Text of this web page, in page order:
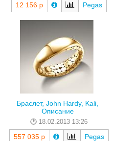
12 156 р Pegas
Браслет, John Hardy, Kali,
Описание
18.02.2013 13:26
557 035 р Pegas